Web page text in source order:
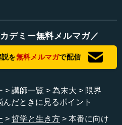
の揺さぶりをどのくらいやっ
なくなって、「伸び悩ん
「同じことばかりやっている
ろいろなことをやって、身体
激を入れたりしながら散々や
プになっていて、そこから抜
ら、「もしかしたら本気の伸
いから、辞めるということも
デミー無料メルマガ／
説を無料メルマガで配信
講師一覧 為末大
限界
だときに見るポイント
哲学と生き方
本番に向け